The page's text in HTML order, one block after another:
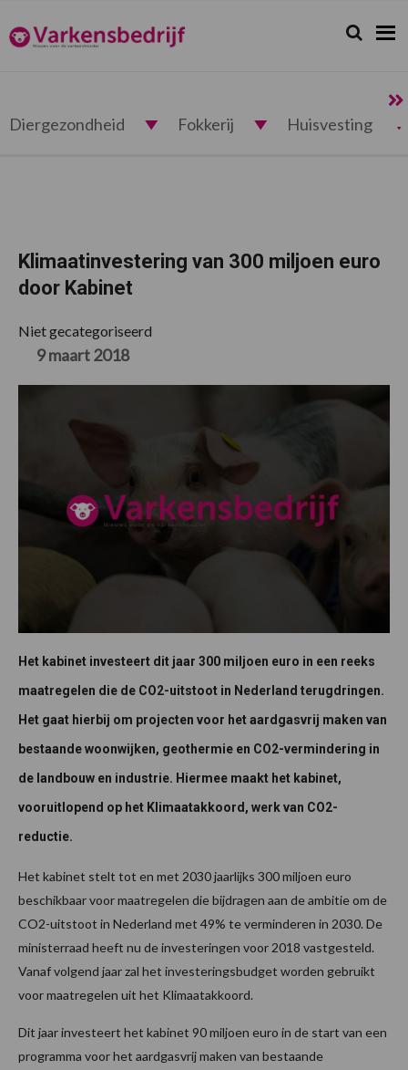
de
hoofdnavigatie
de
hoofd
de
eerste
de
voettekst
Varkensbedrijf.nl Zoeken...
Zoek
Diergezondheid Fokkerij Huisvesting
Klimaatinvestering van 300 miljoen euro
door Kabinet
Niet gecategoriseerd
9 maart 2018
Het kabinet investeert dit jaar 300 miljoen euro in een reeks
maatregelen die de CO2-uitstoot in Nederland terugdringen.
Het gaat hierbij om projecten voor het aardgasvrij maken van
bestaande woonwijken, geothermie en CO2-vermindering in
de landbouw en industrie. Hiermee maakt het kabinet,
vooruitlopend op het Klimaatakkoord, werk van CO2-
reductie.
Het kabinet stelt tot en met 2030 jaarlijks 300 miljoen euro
beschikbaar voor maatregelen die bijdragen aan de ambitie om de
CO2-uitstoot in Nederland met 49% te verminderen in 2030. De
ministerraad heeft nu de investeringen voor 2018 vastgesteld.
Vanaf volgend jaar zal het investeringsbudget worden gebruikt
voor maatregelen uit het Klimaatakkoord.
Dit jaar investeert het kabinet 90 miljoen euro in de start van een
programma voor het aardgasvrij maken van bestaande